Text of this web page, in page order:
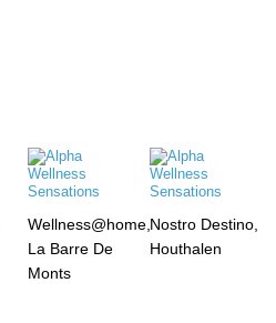
Wellness@home,
La Barre De
Monts
Nostro Destino,
Houthalen